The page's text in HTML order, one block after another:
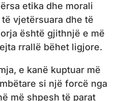
etika dhe morali
vjetërsuara dhe të
është gjithnjë e më
rrallë bëhet ligjore.
e kanë kuptuar më
si një forcë nga
më shpesh të parat